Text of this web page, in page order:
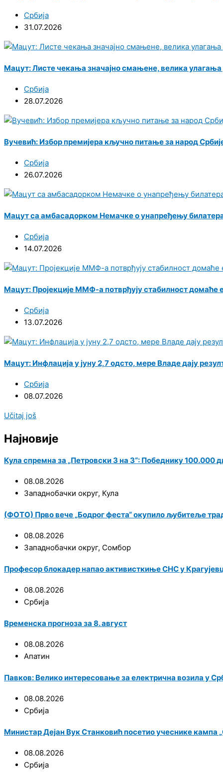
Србија
31.07.2026
Мацут: Листе чекања значајно смањене, велика
Србија
28.07.2026
Вучевић: Избор премијера кључно питање за народ
Србија
26.07.2026
Мацут са амбасадорком Немачке о унапређењу
Србија
14.07.2026
Мацут: Пројекције ММФ-а потврђују стабилност домаће
Србија
13.07.2026
Мацут: Инфлација у јуну 2,7 одсто, мере Владе дају
Србија
08.07.2026
Učitaj još
Најновије
Кула спремна за „Петровски 3 на 3“: Победнику 100.000
08.08.2026
Западнобачки округ, Кула
(ФОТО) Прво вече „Бодрог феста“ окупило љубитеље
08.08.2026
Западнобачки округ, Сомбор
Професор блокадер напао активисткиње СНС у
08.08.2026
Србија
Временска прогноза за 8. август
08.08.2026
Апатин
Павков: Велико интересовање за електрична возила у
08.08.2026
Србија
Министар Дејан Вук Станковић посетио учеснике кампа
08.08.2026
Србија